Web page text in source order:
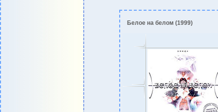
Белое на белом (1999)